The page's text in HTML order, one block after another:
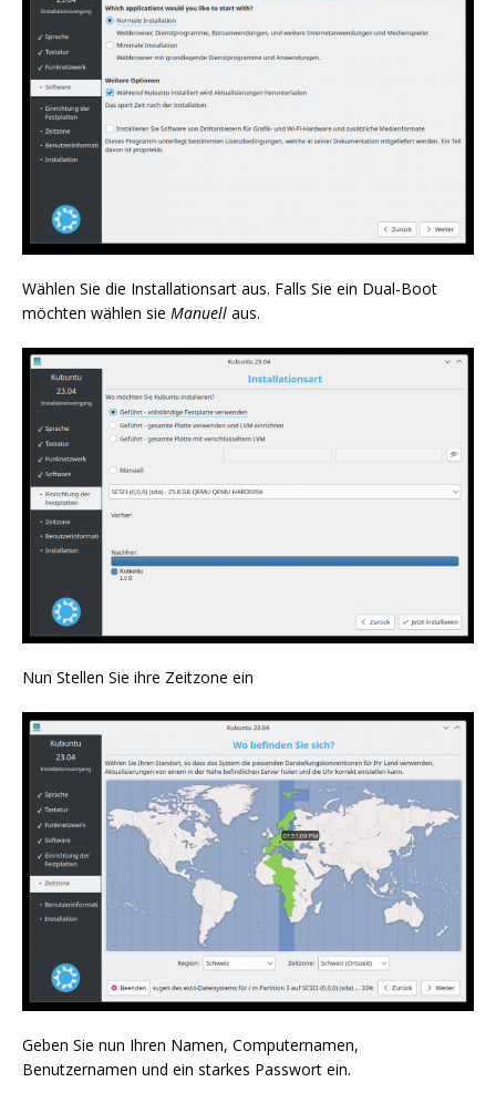
Wählen Sie die Installationsart aus. Falls Sie ein Dual-Boot
möchten wählen sie Manuell aus.
Nun Stellen Sie ihre Zeitzone ein
Geben Sie nun Ihren Namen, Computernamen,
Benutzernamen und ein starkes Passwort ein.